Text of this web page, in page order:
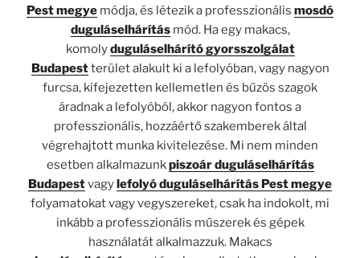
Pest megye módja, és létezik a professzionális mosdó
duguláselhárításmód. Ha egy makacs,
komolyduguláselhárító gyorsszolgálat
Budapestterület alakult ki a lefolyóban, vagy nagyon
furcsa, kifejezetten kellemetlen és bűzös szagok
áradnak a lefolyóból, akkor nagyon fontos a
professzionális, hozzáértő szakemberek által
végrehajtott munka kivitelezése. Mi nem minden
esetben alkalmazunkpiszoár duguláselhárítás
Budapestvagylefolyó duguláselhárítás Pest megye
folyamatokat vagy vegyszereket, csak ha indokolt, mi
inkább a professzionális műszerek és gépek
használatát alkalmazzuk. Makacs